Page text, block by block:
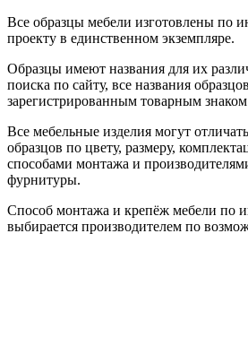
Все образцы мебели изготовлены по
проекту в единственном экземпляре.
Образцы имеют названия для их
поиска по сайту, все названия
зарегистрированным товарным
Все мебельные изделия могут
образцов по цвету, размеру,
способами монтажа и
фурнитуры.
Способ монтажа и крепёж мебели по
выбирается производителем по